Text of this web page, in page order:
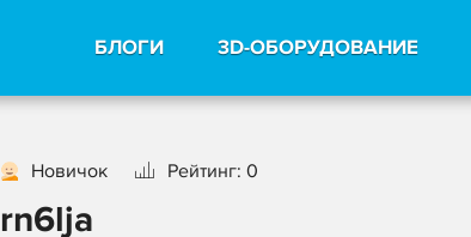
БЛОГИ 3D-ОБОРУДОВАНИЕ
Новичок Рейтинг: 0
rn6lja